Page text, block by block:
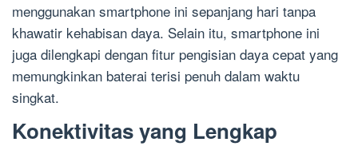
menggunakan smartphone ini sepanjang hari tanpa
khawatir kehabisan daya. Selain itu, smartphone ini
juga dilengkapi dengan fitur pengisian daya cepat yang
memungkinkan baterai terisi penuh dalam waktu
singkat.
Konektivitas yang Lengkap